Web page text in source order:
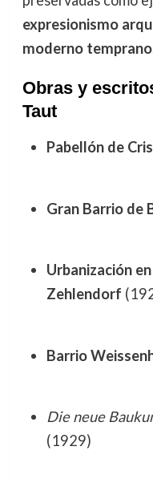
expresionismo
moderno temprano
Obras y
Taut
Pabellón de
Gran Barrio de
Urbanización
Zehlendorf
Barrio
Die neue
(1929)